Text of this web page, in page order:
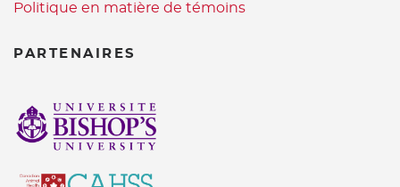
Politique en matière de témoins
PARTENAIRES